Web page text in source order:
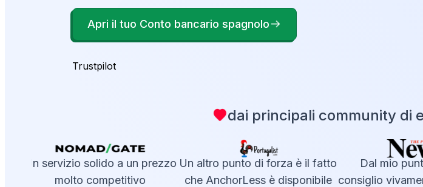
Apri il tuo Conto bancario spagnolo
Trustpilot
dai principali community di
Un servizio solido a un prezzo
molto competitivo
Un altro punto di forza è il fatto
che AnchorLess è disponibile
Dal mio
consiglio